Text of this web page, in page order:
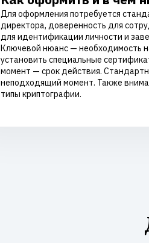
Для оформления потребуется
директора, доверенность для
для идентификации личности и
Ключевой нюанс — необходимость
установить специальные
момент — срок действия.
неподходящий момент. Также
типы криптографии.